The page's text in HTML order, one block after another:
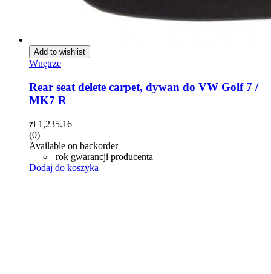
Add to wishlist
Wnętrze
Rear seat delete carpet, dywan do VW Golf 7 /
MK7 R
zł1,235.16
(0)
Available on backorder
rok gwarancji producenta
Dodaj do koszyka